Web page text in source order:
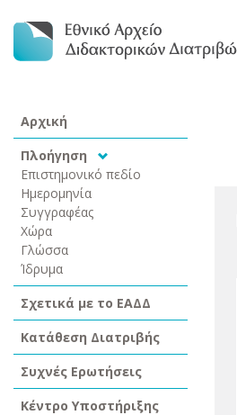
Αρχική
Πλοήγηση
Επιστημονικό πεδίο
Ημερομηνία
Συγγραφέας
Χώρα
Γλώσσα
Ίδρυμα
Σχετικά με το ΕΑΔΔ
Κατάθεση Διατριβής
Συχνές Ερωτήσεις
Κέντρο Υποστήριξης